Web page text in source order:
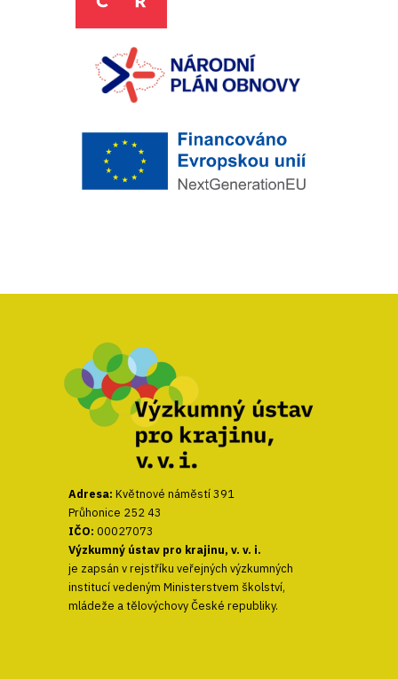
Adresa: Květnové náměstí 391
Průhonice 252 43
IČO: 00027073
Výzkumný ústav pro krajinu, v. v. i.
je zapsán v rejstříku veřejných výzkumných
institucí vedeným Ministerstvem školství,
mládeže a tělovýchovy České republiky.